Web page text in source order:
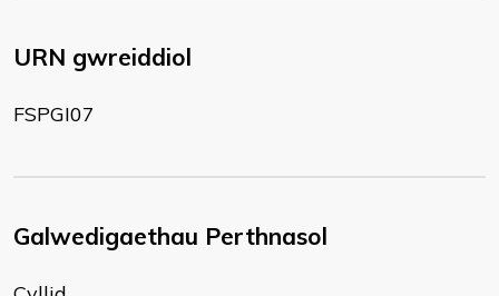
URN gwreiddiol
FSPGI07
Galwedigaethau Perthnasol